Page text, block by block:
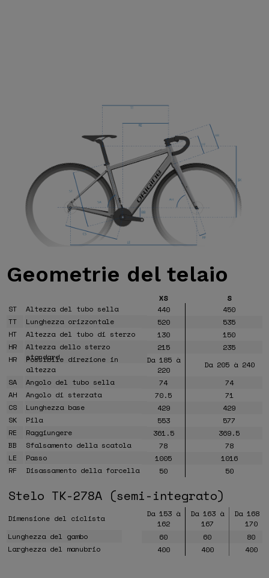
Geometrie del telaio
XS
S
ST
Altezza del tubo sella 440
450
TT
Lunghezza orizzontale 520
535
HT
Altezza del tubo di sterzo 130
150
HR
Altezza dello sterzo
standard
215
235
HR
Possibile direzione in
altezza
Da 185 à
220
Da 205 à 240
SA
Angolo del tubo sella 74
74
AH
Angolo di sterzata 70.5
71
CS
Lunghezza base 429
429
SK
Pila 553
577
RE
Raggiungere 361.5
369.5
BB
Sfalsamento della scatola 78
78
LE
Passo 1005
1016
RF
Disassamento della forcella 50 50
Stelo TK-278A (semi-integrato)
Dimensione del ciclista
Da 153 à
162
Da 163 à
167
Da 168 à
170
Lunghezza del gambo
60 60
80
Larghezza del manubrio
400 400 400